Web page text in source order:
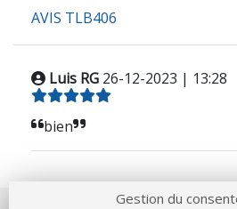
AVIS TLB406
Luis RG 26-12-2023 | 13:28
bien
Gestion du